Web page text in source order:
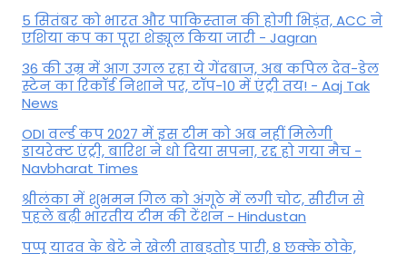
5 सितंबर को भारत और पाकिस्‍तान की होगी भिड़ंत, ACC ने
एशिया कप का पूरा शेड्यूल किया जारी - Jagran
36 की उम्र में आग उगल रहा ये गेंदबाज, अब कपिल देव-डेल
स्टेन का रिकॉर्ड निशाने पर, टॉप-10 में एंट्री तय! - Aaj Tak
News
ODI वर्ल्ड कप 2027 में इस टीम को अब नहीं मिलेगी
डायरेक्ट एंट्री, बारिश ने धो दिया सपना, रद्द हो गया मैच -
Navbharat Times
श्रीलंका में शुभमन गिल को अंगूठे में लगी चोट, सीरीज से
पहले बढ़ी भारतीय टीम की टेंशन - Hindustan
पप्पू यादव के बेटे ने खेली ताबड़तोड़ पारी, 8 छक्के ठोके,